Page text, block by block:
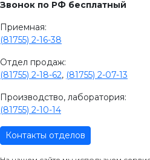
Звонок по РФ бесплатный
Приемная:
(81755) 2-16-38
Отдел продаж:
(81755) 2-18-62, (81755) 2-07-13
Производство, лаборатория:
(81755) 2-10-14
Контакты отделов